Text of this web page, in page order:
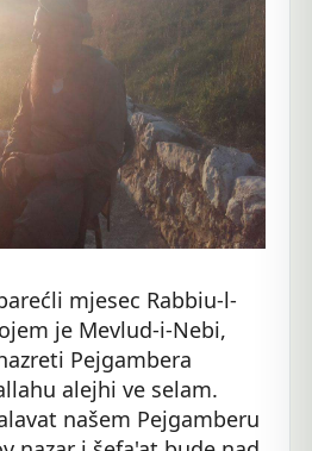
mjesec Rabbiu-l-
je Mevlud-i-Nebi,
Pejgambera
alejhi ve selam.
našem Pejgamberu